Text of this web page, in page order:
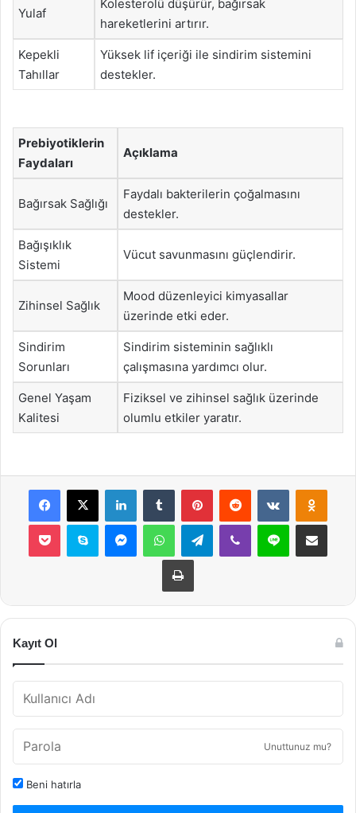
Yulaf
Kolesterolü düşürür, bağırsak
hareketlerini artırır.
Kepekli
Tahıllar
Yüksek lif içeriği ile sindirim sistemini
destekler.
Prebiyotiklerin
Faydaları
Açıklama
Bağırsak Sağlığı
Faydalı bakterilerin çoğalmasını
destekler.
Bağışıklık
Sistemi
Vücut savunmasını güçlendirir.
Zihinsel Sağlık
Mood düzenleyici kimyasallar
üzerinde etki eder.
Sindirim
Sorunları
Sindirim sisteminin sağlıklı
çalışmasına yardımcı olur.
Genel Yaşam
Kalitesi
Fiziksel ve zihinsel sağlık üzerinde
olumlu etkiler yaratır.
Facebook
X LinkedInTumblr PinterestReddit VKontakte
Pocket Skype MessengerWhatsAppTelegramViber Line E-Posta ile
Yazdır
Kayıt Ol
Unuttunuz mu?
Beni hatırla